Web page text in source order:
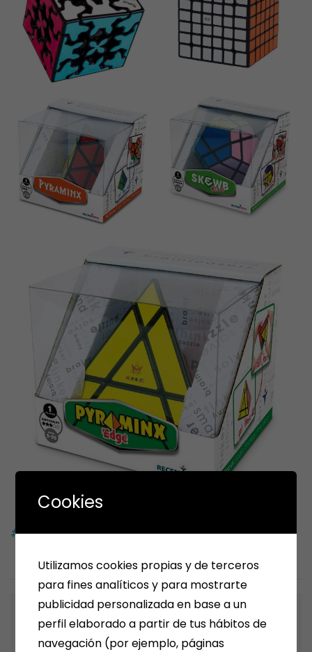
#cuboderubik#papeleriamena
¡¡¡ A JUGAR !!!
Cookies
Utilizamos cookies propias y de terceros
para fines analíticos y para mostrarte
publicidad personalizada en base a un
perfil elaborado a partir de tus hábitos de
navegación (por ejemplo, páginas